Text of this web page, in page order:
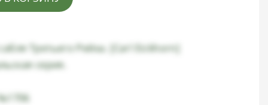
Третьего Рейха. [Carl Eickhorn]
серия.